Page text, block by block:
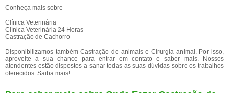
Conheça mais sobre
Clínica Veterinária
Clínica Veterinária 24 Horas
Castração de Cachorro
Disponibilizamos também Castração de animais e Cirurgia animal. Por isso,
aproveite a sua chance para entrar em contato e saber mais. Nossos
atendentes estão dispostos a sanar todas as suas dúvidas sobre os trabalhos
oferecidos. Saiba mais!